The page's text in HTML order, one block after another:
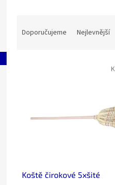
Doporučujeme Nejlevnější
Koště čirokové 5xšité